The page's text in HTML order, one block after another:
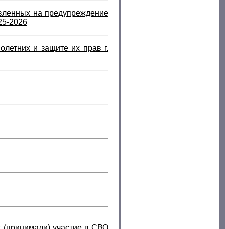
на предупреждение
5-2026
и защите их прав г.